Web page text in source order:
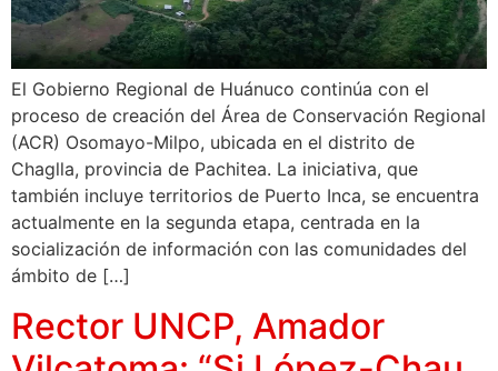
El Gobierno Regional de Huánuco continúa con el
proceso de creación del Área de Conservación Regional
(ACR) Osomayo-Milpo, ubicada en el distrito de
Chaglla, provincia de Pachitea. La iniciativa, que
también incluye territorios de Puerto Inca, se encuentra
actualmente en la segunda etapa, centrada en la
socialización de información con las comunidades del
ámbito de […]
Rector UNCP, Amador